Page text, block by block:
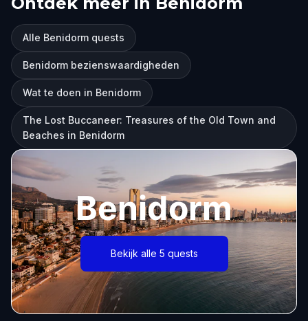
Alle Benidorm quests
Benidorm bezienswaardigheden
Wat te doen in Benidorm
The Lost Buccaneer: Treasures of the Old Town and
Beaches in Benidorm
Benidorm
Bekijk alle 5 quests